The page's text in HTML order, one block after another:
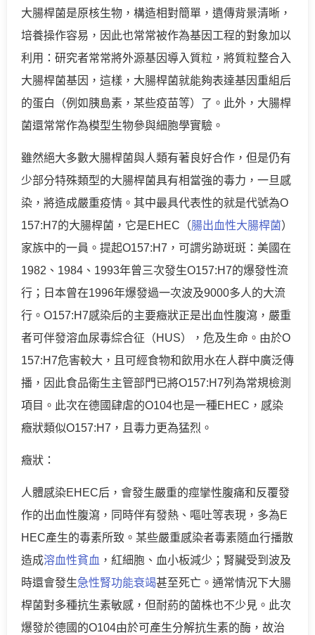
大腸桿菌是原核生物，構造相對簡單，遺傳背景清晰，
培養操作容易，因此也常常被作為基因工程的對象加以
利用：研究者常常將外源基因導入質粒，將質粒整合入
大腸桿菌基因，這樣，大腸桿菌就能夠表達基因重組后
的蛋白（例如胰島素，某些疫苗等）了。此外，大腸桿
菌還常常作為模型生物參與細胞學實驗。
雖然絕大多數大腸桿菌與人類有著良好合作，但是仍有
少部分特殊類型的大腸桿菌具有相當強的毒力，一旦感
染，將造成嚴重疫情。其中最具代表性的就是代號為O
157:H7的大腸桿菌，它是EHEC（腸出血性大腸桿菌）
家族中的一員。提起O157:H7，可謂劣跡斑斑：美國在
1982、1984、1993年曾三次發生O157:H7的爆發性流
行；日本曾在1996年爆發過一次波及9000多人的大流
行。O157:H7感染后的主要癥狀正是出血性腹瀉，嚴重
者可伴發溶血尿毒綜合征（HUS），危及生命。由於O
157:H7危害較大，且可經食物和飲用水在人群中廣泛傳
播，因此食品衛生主管部門已將O157:H7列為常規檢測
項目。此次在德國肆虐的O104也是一種EHEC，感染
癥狀類似O157:H7，且毒力更為猛烈。
癥狀：
人體感染EHEC后，會發生嚴重的痙攣性腹痛和反覆發
作的出血性腹瀉，同時伴有發熱、嘔吐等表現，多為E
HEC產生的毒素所致。某些嚴重感染者毒素隨血行播散
造成溶血性貧血 ，紅細胞、血小板減少；腎臟受到波及
時還會發生急性腎功能衰竭甚至死亡。通常情況下大腸
桿菌對多種抗生素敏感，但耐葯的菌株也不少見。此次
爆發於德國的O104由於可產生分解抗生素的酶，故治